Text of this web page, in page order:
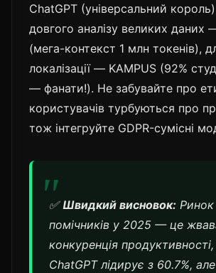
ChatGPT (універсальний
довгого аналізу великих даних
(мега-контекст 1 млн токенів),
локалізації — KAMPUS (92%
— фанати!). Не забувайте про
користувачів турбуються про
тож інтегруйте GDPR-сумісні
✅ Швидкий висновок: Ринок
помічників у 2025 — це
конкуренція
ChatGPT лідирує з 60.7%, але